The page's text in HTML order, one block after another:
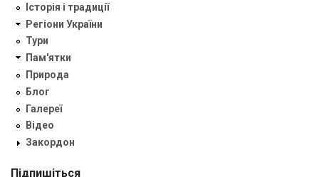
Історія і традиції
Регіони України
Тури
Пам'ятки
Природа
Блог
Галереї
Відео
Закордон
Підпишіться